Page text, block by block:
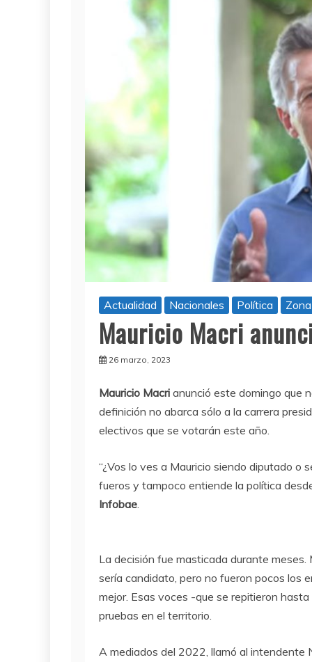
Actualidad Nacionales Política
Mauricio Macri
26 marzo, 2023
Mauricio Macri anunció este domingo que
definición no abarca sólo a la carrera
electivos que se votarán este año.
“¿Vos lo ves a Mauricio siendo diputado o
fueros y tampoco entiende la política
Infobae
La decisión fue masticada durante
sería candidato, pero no fueron pocos los
mejor. Esas voces -que se repitieron
pruebas en el territorio.
A mediados del 2022, llamó al intendente